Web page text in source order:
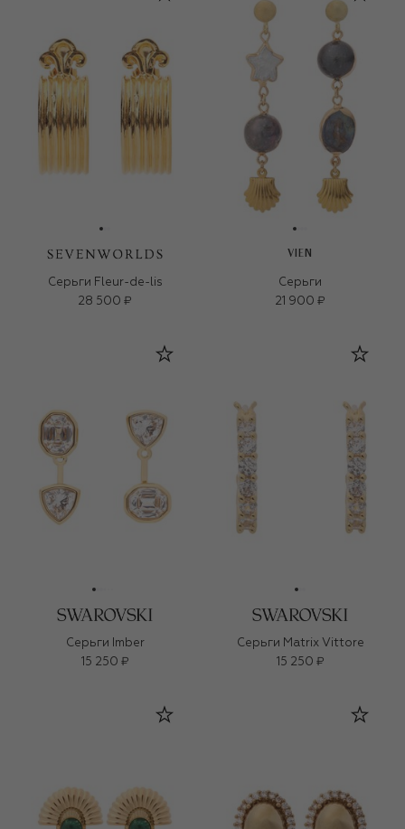
Серьги Fleur-de-lis
28 500 ₽
VIEN
Серьги
21 900 ₽
Серьги Imber
15 250 ₽
Серьги Matrix Vittore
15 250 ₽